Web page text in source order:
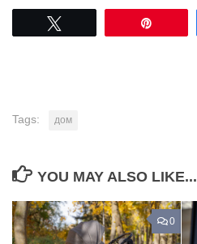
Tags: дом
YOU MAY ALSO LIKE...
0